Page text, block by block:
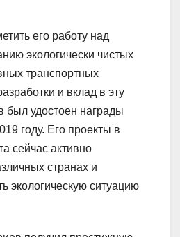
его работу над
экологически чистых
транспортных
и вклад в эту
был удостоен награды
году. Его проекты в
сейчас активно
странах и
экологическую ситуацию